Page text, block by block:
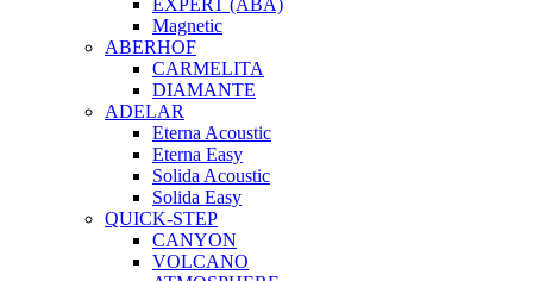
Magnetic
ABERHOF
CARMELITA
DIAMANTE
ADELAR
Eterna Acoustic
Eterna Easy
Solida Acoustic
Solida Easy
QUICK-STEP
CANYON
VOLCANO